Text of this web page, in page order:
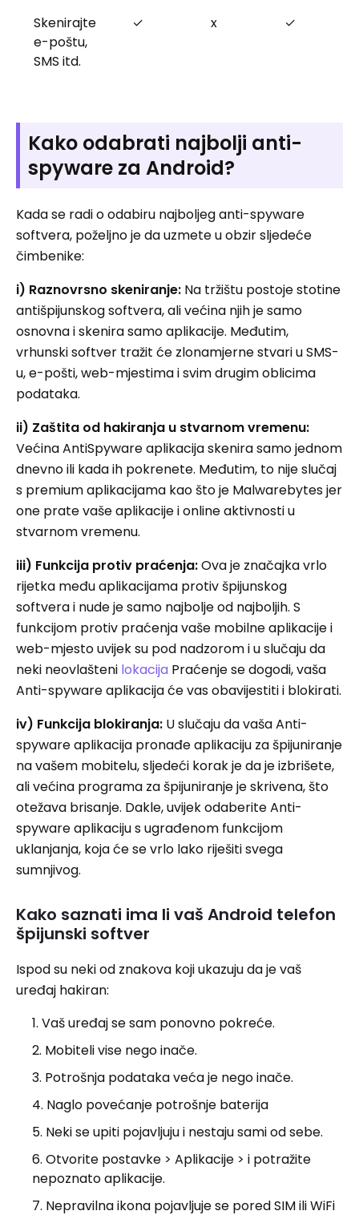
Skenirajte
e-poštu,
SMS itd.
✓ x ✓
Kako odabrati najbolji anti-
spyware za Android?
Kada se radi o odabiru najboljeg anti-spyware
softvera, poželjno je da uzmete u obzir sljedeće
čimbenike:
i) Raznovrsno skeniranje: Na tržištu postoje stotine
antišpijunskog softvera, ali većina njih je samo
osnovna i skenira samo aplikacije. Međutim,
vrhunski softver tražit će zlonamjerne stvari u SMS-
u, e-pošti, web-mjestima i svim drugim oblicima
podataka.
ii) Zaštita od hakiranja u stvarnom vremenu:
Većina AntiSpyware aplikacija skenira samo jednom
dnevno ili kada ih pokrenete. Međutim, to nije slučaj
s premium aplikacijama kao što je Malwarebytes jer
one prate vaše aplikacije i online aktivnosti u
stvarnom vremenu.
iii) Funkcija protiv praćenja:Ova je značajka vrlo
rijetka među aplikacijama protiv špijunskog
softvera i nude je samo najbolje od najboljih. S
funkcijom protiv praćenja vaše mobilne aplikacije i
web-mjesto uvijek su pod nadzorom i u slučaju da
neki neovlašteni lokacija Praćenje se dogodi, vaša
Anti-spyware aplikacija će vas obavijestiti i blokirati.
iv) Funkcija blokiranja: U slučaju da vaša Anti-
spyware aplikacija pronađe aplikaciju za špijuniranje
na vašem mobitelu, sljedeći korak je da je izbrišete,
ali većina programa za špijuniranje je skrivena, što
otežava brisanje. Dakle, uvijek odaberite Anti-
spyware aplikaciju s ugrađenom funkcijom
uklanjanja, koja će se vrlo lako riješiti svega
sumnjivog.
Kako saznati ima li vaš Android telefon
špijunski softver
Ispod su neki od znakova koji ukazuju da je vaš
uređaj hakiran:
Vaš uređaj se sam ponovno pokreće.
Mobiteli vise nego inače.
Potrošnja podataka veća je nego inače.
Naglo povećanje potrošnje baterija
Neki se upiti pojavljuju i nestaju sami od sebe.
Otvorite postavke > Aplikacije > i potražite
nepoznato aplikacije.
Nepravilna ikona pojavljuje se pored SIM ili WiFi